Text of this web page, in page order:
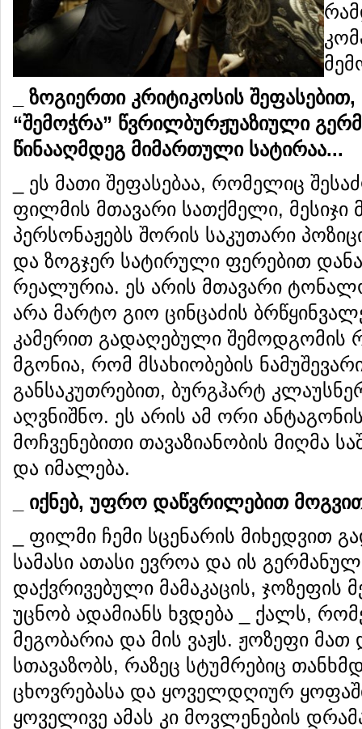
_ ზოგიერთი კრიტიკოსის
“შემოჭრა” წვრილბურჟუაზიული
წინააღმდეგ მიმართული სატირაა...
_ ეს მათი შეფასებაა, რომელიც
ფილმის მთავარი სათქმელი, მესიჯი
პერსონაჟებს შორის საკუთარი
და ზოგჯერ სატირული ფერებით
რეალურია. ეს არის მთავარი
არა მარტო გიო ცინცაძის
კამერით გადაღებული შემოდგომის
მგონია, რომ მსახიობების
განსაკუთრებით, ბურგჰარტ
აღვნიშნო. ეს არის ამ ორი
მოჩვენებითი თავაზიანობის მიღმა
და იმალება.
_ იქნებ, უფრო დაწვრილებით
_ ფილმი ჩემი სცენარის მიხედვით
სამასი ათასი ევროა და ის
დაქვრივებული მამაკაცის,
უცნობ ადამიანს ხვდება _ ქალს,
მეგობარია და მის ვაჟს. ჟოზეფი
სთავაზობს, რაზეც სტუმრებიც
ცხოვრებასა და ყოველდღიურ
ყოველივე ამას კი მოვლენების